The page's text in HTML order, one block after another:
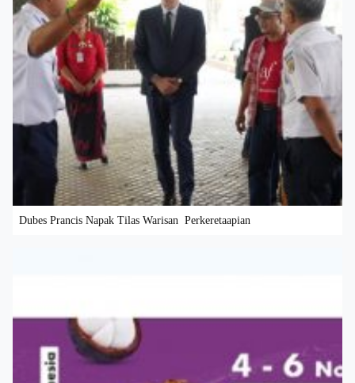
Dubes Prancis Napak Tilas Warisan Perkeretaapian